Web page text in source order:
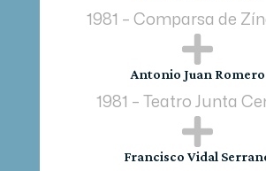
1981 – Comparsa de

Antonio Juan Romero
1981 – Teatro Junta

Francisco Vidal